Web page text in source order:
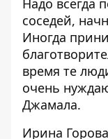
Надо всегда
соседей,
Иногда
время те
очень
Джамала.
Ирина